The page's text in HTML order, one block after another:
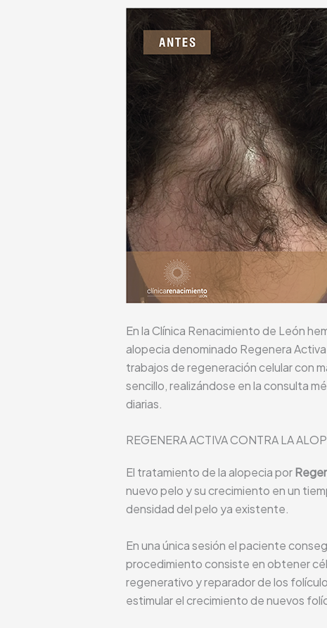
En la Clínica Renacimiento de León
alopecia denominado Regenera
trabajos de regeneración celular con
sencillo, realizándose en la consulta
diarias.
REGENERA ACTIVA CONTRA LA
El tratamiento de la alopecia por
nuevo pelo y su crecimiento en un
densidad del pelo ya existente.
En una única sesión el paciente
procedimiento consiste en obtener
regenerativo y reparador de los
estimular el crecimiento de nuevos